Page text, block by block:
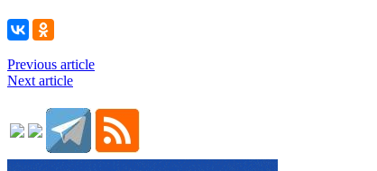
Previous article
Next article